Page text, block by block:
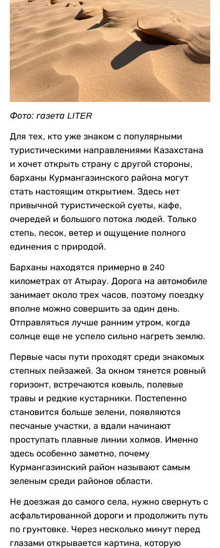
Фото: газета LITER
Для тех, кто уже знаком с популярными
туристическими направлениями Казахстана
и хочет открыть страну с другой стороны,
барханы Курмангазинского района могут
стать настоящим открытием. Здесь нет
привычной туристической суеты, кафе,
очередей и большого потока людей. Только
степь, песок, ветер и ощущение полного
единения с природой.
Барханы находятся примерно в 240
километрах от Атырау. Дорога на автомобиле
занимает около трех часов, поэтому поездку
вполне можно совершить за один день.
Отправляться лучше ранним утром, когда
солнце еще не успело сильно нагреть землю.
Первые часы пути проходят среди знакомых
степных пейзажей. За окном тянется ровный
горизонт, встречаются ковыль, полевые
травы и редкие кустарники. Постепенно
становится больше зелени, появляются
песчаные участки, а вдали начинают
проступать плавные линии холмов. Именно
здесь особенно заметно, почему
Курмангазинский район называют самым
зеленым среди районов области.
Не доезжая до самого села, нужно свернуть с
асфальтированной дороги и продолжить путь
по грунтовке. Через несколько минут перед
глазами открывается картина, которую